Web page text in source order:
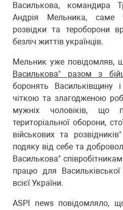
Василькова, командира
Андрія Мельника, саме
розвідки та тероборони
безліч життів українців.
Мельник уже повідомляв,
Василькова" разом з
боронять Васильківщину
чіткою та злагодженою
мужніх чоловіків, що
територіальної оборони,
військових та
подяку від себе та
Василькова"
працю для
всієї України.
ASPI news повідомляло,